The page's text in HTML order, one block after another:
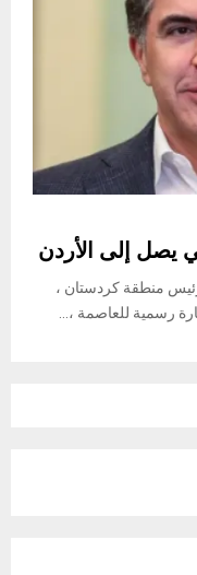
يصل إلى الأردن
منطقة كردستان ،
رسمية للعاصمة ،...